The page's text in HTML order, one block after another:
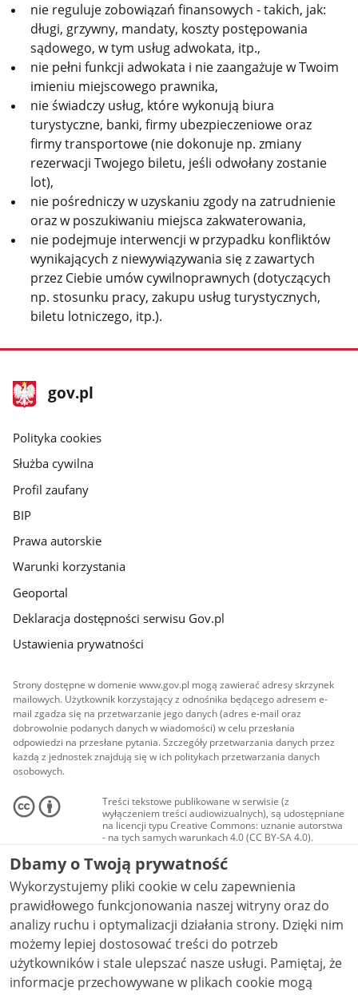
nie reguluje zobowiązań finansowych - takich, jak:
długi, grzywny, mandaty, koszty postępowania
sądowego, w tym usług adwokata, itp.,
nie pełni funkcji adwokata i nie zaangażuje w Twoim
imieniu miejscowego prawnika,
nie świadczy usług, które wykonują biura
turystyczne, banki, firmy ubezpieczeniowe oraz
firmy transportowe (nie dokonuje np. zmiany
rezerwacji Twojego biletu, jeśli odwołany zostanie
lot),
nie pośredniczy w uzyskaniu zgody na zatrudnienie
oraz w poszukiwaniu miejsca zakwaterowania,
nie podejmuje interwencji w przypadku konfliktów
wynikających z niewywiązywania się z zawartych
przez Ciebie umów cywilnoprawnych (dotyczących
np. stosunku pracy, zakupu usług turystycznych,
biletu lotniczego, itp.).
stopka
gov.pl
Strona
gov.pl
gov.pl
Polityka cookies
Służba cywilna
Profil zaufany
BIP
Prawa autorskie
Warunki korzystania
Geoportal
Deklaracja dostępności serwisu Gov.pl
Ustawienia prywatności
Strony dostępne w domenie www.gov.pl mogą zawierać adresy skrzynek
mailowych. Użytkownik korzystający z odnośnika będącego adresem e-
mail zgadza się na przetwarzanie jego danych (adres e-mail oraz
dobrowolnie podanych danych w wiadomości) w celu przesłania
odpowiedzi na przesłane pytania. Szczegóły przetwarzania danych przez
każdą z jednostek znajdują się w ich politykach przetwarzania danych
osobowych.
Treści tekstowe publikowane w serwisie (z
wyłączeniem treści audiowizualnych), są udostępniane
na licencji typu Creative Commons: uznanie autorstwa
- na tych samych warunkach 4.0 (CC BY-SA 4.0).
Materiały audiowizualne, w tym zdjęcia, materiały
audio i wideo, są udostępniane na licencji typu
Creative Commons: uznanie autorstwa użycie
niekomercyjne - bez utworów zależnych 4.0 (CC BY-
NC-ND 4.0), o ile nie jest to stwierdzone inaczej.
Dbamy o Twoją prywatność
Wykorzystujemy pliki cookie w celu zapewnienia
prawidłowego funkcjonowania naszej witryny oraz do
analizy ruchu i optymalizacji działania strony. Dzięki nim
możemy lepiej dostosować treści do potrzeb
użytkowników i stale ulepszać nasze usługi. Pamiętaj, że
informacje przechowywane w plikach cookie mogą